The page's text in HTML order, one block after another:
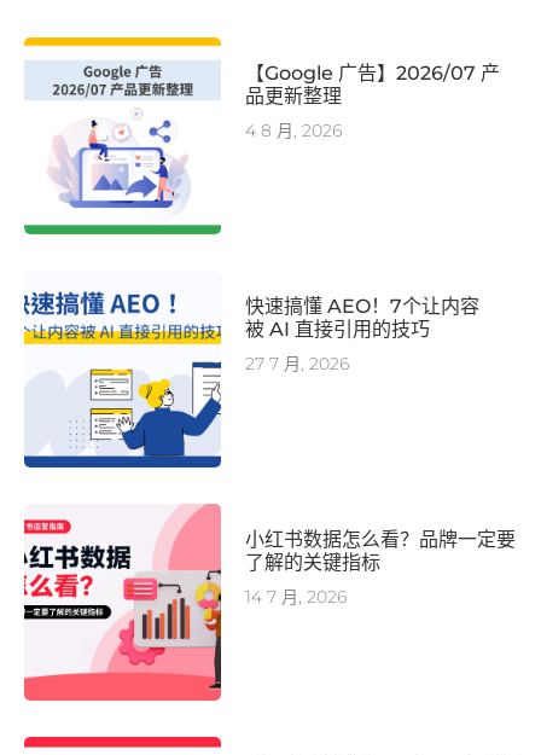
【Google 广告】2026/07 产
品更新整理
4 8 月, 2026
快速搞懂 AEO！7个让内容
被 AI 直接引用的技巧
27 7 月, 2026
小红书数据怎么看？品牌一定要
了解的关键指标
14 7 月, 2026